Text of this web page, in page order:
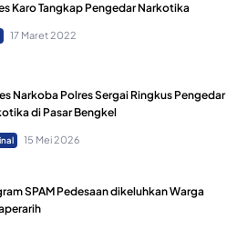
Karo Tangkap Pengedar Narkotika
17 Maret 2022
Narkoba Polres Sergai Ringkus Pengedar
di Pasar Bengkel
15 Mei 2026
SPAM Pedesaan dikeluhkan Warga